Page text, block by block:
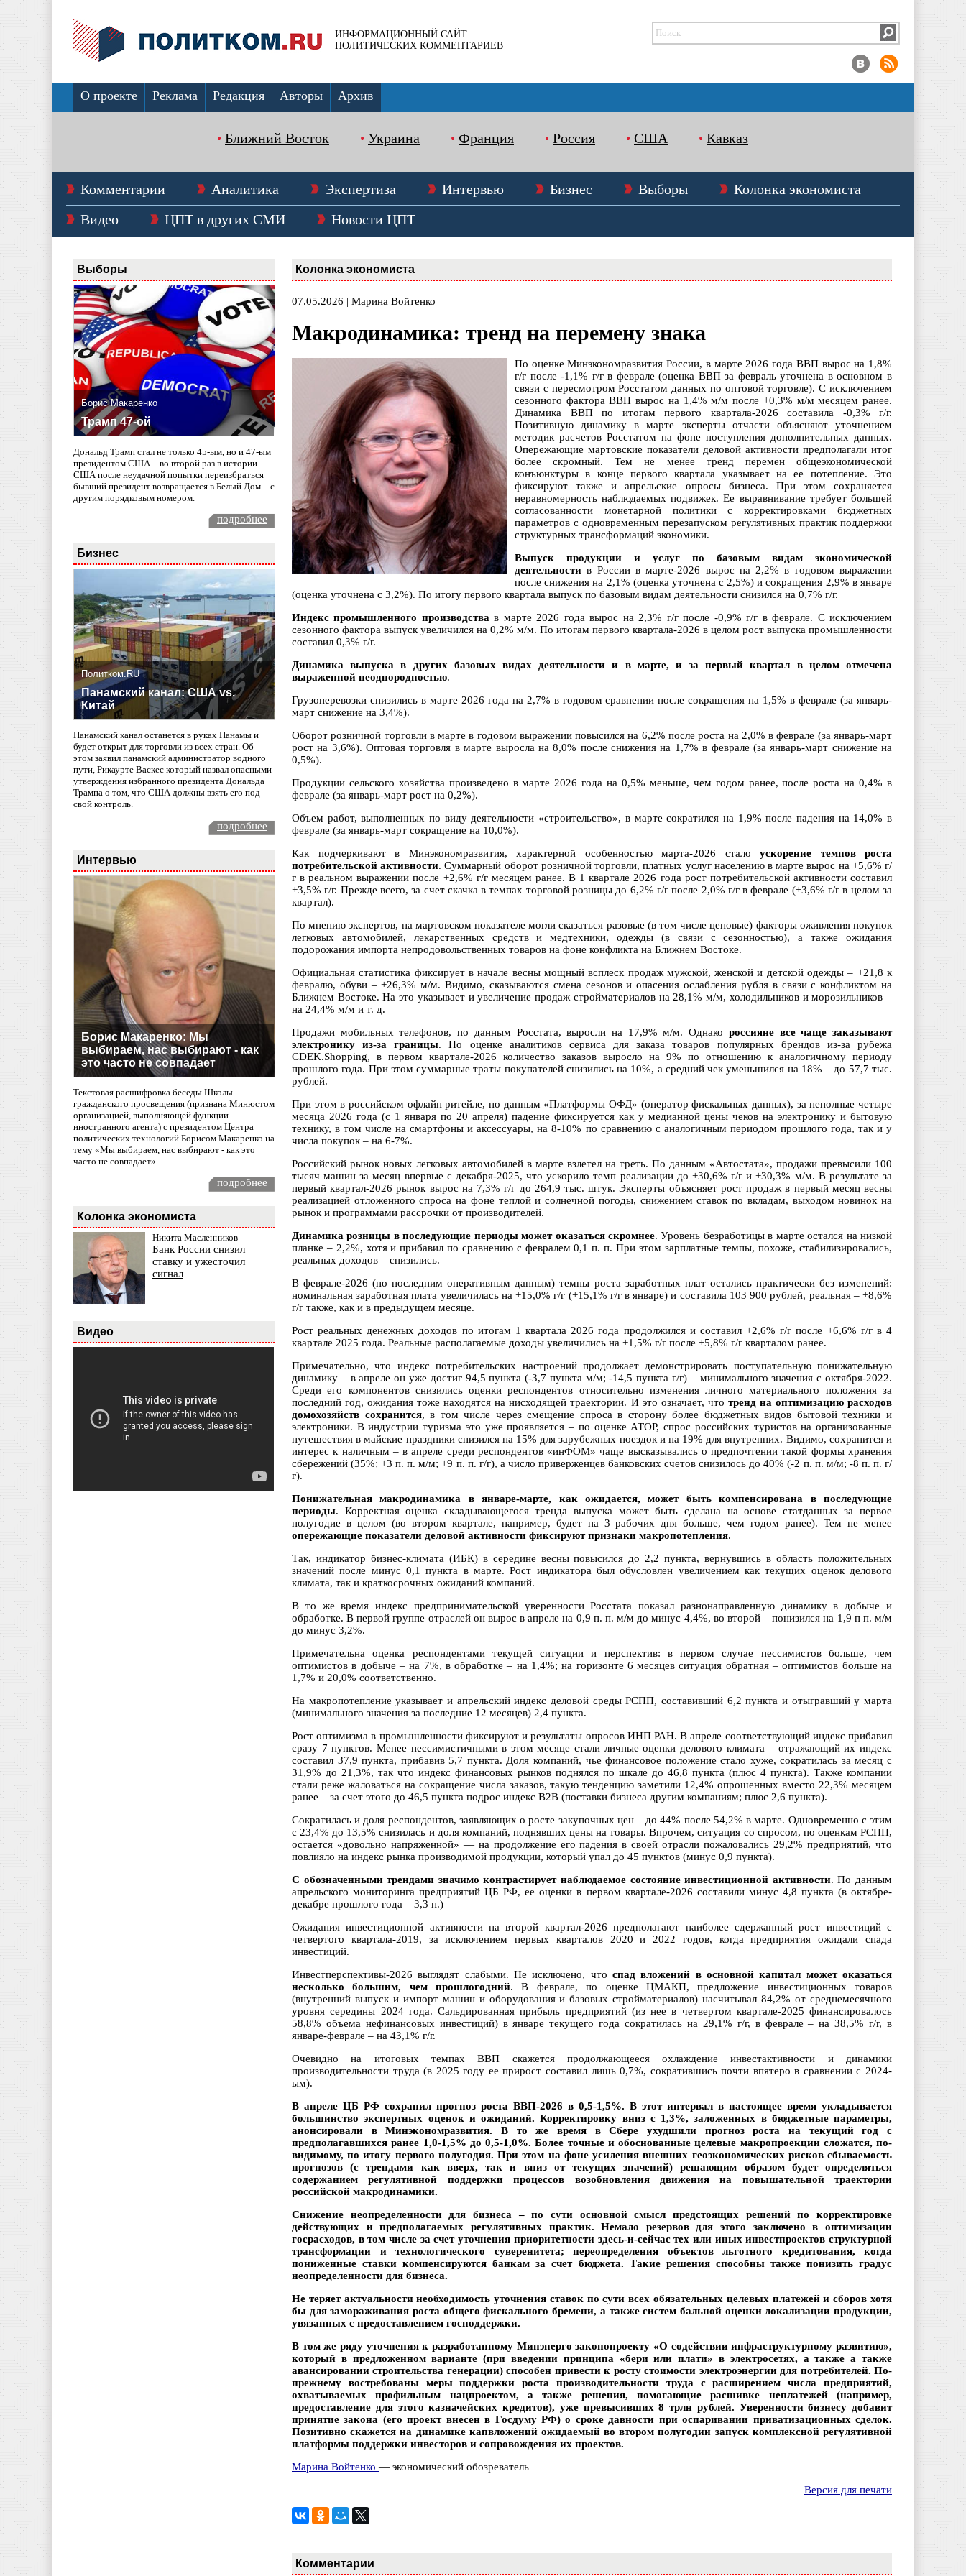
ИНФОРМАЦИОННЫЙ САЙТ
ПОЛИТИЧЕСКИХ КОММЕНТАРИЕВ
О проекте Реклама Редакция Авторы Архив
Ближний Восток Украина Франция Россия США Кавказ
Комментарии Аналитика Экспертиза Интервью Бизнес Выборы
Колонка экономиста
Видео
ЦПТ в других СМИ Новости ЦПТ
Выборы
Борис Макаренко
Трамп 47-ой
Дональд Трамп стал не только 45-ым, но и 47-ым
президентом США – во второй раз в истории
США после неудачной попытки переизбраться
бывший президент возвращается в Белый Дом – с
другим порядковым номером.
подробнее
Бизнес
Политком.RU
Панамский канал: США vs.
Китай
Панамский канал останется в руках Панамы и
будет открыт для торговли из всех стран. Об
этом заявил панамский администратор водного
пути, Рикаурте Васкес который назвал опасными
утверждения избранного президента Дональда
Трампа о том, что США должны взять его под
свой контроль.
подробнее
Интервью
Борис Макаренко: Мы
выбираем, нас выбирают - как
это часто не совпадает
Текстовая расшифровка беседы Школы
гражданского просвещения (признана Минюстом
организацией, выполняющей функции
иностранного агента) с президентом Центра
политических технологий Борисом Макаренко на
тему «Мы выбираем, нас выбирают - как это
часто не совпадает».
подробнее
Колонка экономиста
Никита Масленников
Банк России снизил
ставку и ужесточил
сигнал
Видео
Колонка экономиста
07.05.2026 | Марина Войтенко
Макродинамика: тренд на перемену знака
По оценке Минэкономразвития России, в марте 2026 года ВВП вырос на 1,8%
г/г после -1,1% г/г в феврале (оценка ВВП за февраль уточнена в основном в
связи с пересмотром Росстатом данных по оптовой торговле). С исключением
сезонного фактора ВВП вырос на 1,4% м/м после +0,3% м/м месяцем ранее.
Динамика ВВП по итогам первого квартала-2026 составила -0,3% г/г.
Позитивную динамику в марте эксперты отчасти объясняют уточнением
методик расчетов Росстатом на фоне поступления дополнительных данных.
Опережающие мартовские показатели деловой активности предполагали итог
более скромный. Тем не менее тренд перемен общеэкономической
конъюнктуры в конце первого квартала указывает на ее потепление. Это
фиксируют также и апрельские опросы бизнеса. При этом сохраняется
неравномерность наблюдаемых подвижек. Ее выравнивание требует большей
согласованности монетарной политики с корректировками бюджетных
параметров с одновременным перезапуском регулятивных практик поддержки
структурных трансформаций экономики.
Выпуск продукции и услуг по базовым видам экономической
деятельности в России в марте-2026 вырос на 2,2% в годовом выражении
после снижения на 2,1% (оценка уточнена с 2,5%) и сокращения 2,9% в январе
(оценка уточнена с 3,2%). По итогу первого квартала выпуск по базовым видам деятельности снизился на 0,7% г/г.
Индекс промышленного производства в марте 2026 года вырос на 2,3% г/г после -0,9% г/г в феврале. С исключением
сезонного фактора выпуск увеличился на 0,2% м/м. По итогам первого квартала-2026 в целом рост выпуска промышленности
составил 0,3% г/г.
Динамика выпуска в других базовых видах деятельности и в марте, и за первый квартал в целом отмечена
выраженной неоднородностью.
Грузоперевозки снизились в марте 2026 года на 2,7% в годовом сравнении после сокращения на 1,5% в феврале (за январь-
март снижение на 3,4%).
Оборот розничной торговли в марте в годовом выражении повысился на 6,2% после роста на 2,0% в феврале (за январь-март
рост на 3,6%). Оптовая торговля в марте выросла на 8,0% после снижения на 1,7% в феврале (за январь-март снижение на
0,5%).
Продукции сельского хозяйства произведено в марте 2026 года на 0,5% меньше, чем годом ранее, после роста на 0,4% в
феврале (за январь-март рост на 0,2%).
Объем работ, выполненных по виду деятельности «строительство», в марте сократился на 1,9% после падения на 14,0% в
феврале (за январь-март сокращение на 10,0%).
Как подчеркивают в Минэкономразвития, характерной особенностью марта-2026 стало ускорение темпов роста
потребительской активности. Суммарный оборот розничной торговли, платных услуг населению в марте вырос на +5,6% г/
г в реальном выражении после +2,6% г/г месяцем ранее. В 1 квартале 2026 года рост потребительской активности составил
+3,5% г/г. Прежде всего, за счет скачка в темпах торговой розницы до 6,2% г/г после 2,0% г/г в феврале (+3,6% г/г в целом за
квартал).
По мнению экспертов, на мартовском показателе могли сказаться разовые (в том числе ценовые) факторы оживления покупок
легковых автомобилей, лекарственных средств и медтехники, одежды (в связи с сезонностью), а также ожидания
подорожания импорта непродовольственных товаров на фоне конфликта на Ближнем Востоке.
Официальная статистика фиксирует в начале весны мощный всплеск продаж мужской, женской и детской одежды – +21,8 к
февралю, обуви – +26,3% м/м. Видимо, сказываются смена сезонов и опасения ослабления рубля в связи с конфликтом на
Ближнем Востоке. На это указывает и увеличение продаж стройматериалов на 28,1% м/м, холодильников и морозильников –
на 24,4% м/м и т. д.
Продажи мобильных телефонов, по данным Росстата, выросли на 17,9% м/м. Однако россияне все чаще заказывают
электронику из-за границы. По оценке аналитиков сервиса для заказа товаров популярных брендов из-за рубежа
CDEK.Shopping, в первом квартале-2026 количество заказов выросло на 9% по отношению к аналогичному периоду
прошлого года. При этом суммарные траты покупателей снизились на 10%, а средний чек уменьшился на 18% – до 57,7 тыс.
рублей.
При этом в российском офлайн ритейле, по данным «Платформы ОФД» (оператор фискальных данных), за неполные четыре
месяца 2026 года (с 1 января по 20 апреля) падение фиксируется как у медианной цены чеков на электронику и бытовую
технику, в том числе на смартфоны и аксессуары, на 8-10% по сравнению с аналогичным периодом прошлого года, так и у
числа покупок – на 6-7%.
Российский рынок новых легковых автомобилей в марте взлетел на треть. По данным «Автостата», продажи превысили 100
тысяч машин за месяц впервые с декабря-2025, что ускорило темп реализации до +30,6% г/г и +30,3% м/м. В результате за
первый квартал-2026 рынок вырос на 7,3% г/г до 264,9 тыс. штук. Эксперты объясняет рост продаж в первый месяц весны
реализацией отложенного спроса на фоне теплой и солнечной погоды, снижением ставок по вкладам, выходом новинок на
рынок и программами рассрочки от производителей.
Динамика розницы в последующие периоды может оказаться скромнее. Уровень безработицы в марте остался на низкой
планке – 2,2%, хотя и прибавил по сравнению с февралем 0,1 п. п. При этом зарплатные темпы, похоже, стабилизировались,
реальных доходов – снизились.
В феврале-2026 (по последним оперативным данным) темпы роста заработных плат остались практически без изменений:
номинальная заработная плата увеличилась на +15,0% г/г (+15,1% г/г в январе) и составила 103 900 рублей, реальная – +8,6%
г/г также, как и в предыдущем месяце.
Рост реальных денежных доходов по итогам 1 квартала 2026 года продолжился и составил +2,6% г/г после +6,6% г/г в 4
квартале 2025 года. Реальные располагаемые доходы увеличились на +1,5% г/г после +5,8% г/г кварталом ранее.
Примечательно, что индекс потребительских настроений продолжает демонстрировать поступательную понижательную
динамику – в апреле он уже достиг 94,5 пункта (-3,7 пункта м/м; -14,5 пункта г/г) – минимального значения с октября-2022.
Среди его компонентов снизились оценки респондентов относительно изменения личного материального положения за
последний год, ожидания тоже находятся на нисходящей траектории. И это означает, что тренд на оптимизацию расходов
домохозяйств сохранится, в том числе через смещение спроса в сторону более бюджетных видов бытовой техники и
электроники. В индустрии туризма это уже проявляется – по оценке АТОР, спрос российских туристов на организованные
путешествия в майские праздники снизился на 15% для зарубежных поездок и на 19% для внутренних. Видимо, сохранится и
интерес к наличным – в апреле среди респондентов «инФОМ» чаще высказывались о предпочтении такой формы хранения
сбережений (35%; +3 п. п. м/м; +9 п. п. г/г), а число приверженцев банковских счетов снизилось до 40% (-2 п. п. м/м; -8 п. п. г/
г).
Понижательная макродинамика в январе-марте, как ожидается, может быть компенсирована в последующие
периоды. Корректная оценка складывающегося тренда выпуска может быть сделана на основе статданных за первое
полугодие в целом (во втором квартале, например, будет на 3 рабочих дня больше, чем годом ранее). Тем не менее
опережающие показатели деловой активности фиксируют признаки макропотепления.
Так, индикатор бизнес-климата (ИБК) в середине весны повысился до 2,2 пункта, вернувшись в область положительных
значений после минус 0,1 пункта в марте. Рост индикатора был обусловлен увеличением как текущих оценок делового
климата, так и краткосрочных ожиданий компаний.
В то же время индекс предпринимательской уверенности Росстата показал разнонаправленную динамику в добыче и
обработке. В первой группе отраслей он вырос в апреле на 0,9 п. п. м/м до минус 4,4%, во второй – понизился на 1,9 п п. м/м
до минус 3,2%.
Примечательна оценка респондентами текущей ситуации и перспектив: в первом случае пессимистов больше, чем
оптимистов в добыче – на 7%, в обработке – на 1,4%; на горизонте 6 месяцев ситуация обратная – оптимистов больше на
1,7% и 20,0% соответственно.
На макропотепление указывает и апрельский индекс деловой среды РСПП, составивший 6,2 пункта и отыгравший у марта
(минимального значения за последние 12 месяцев) 2,4 пункта.
Рост оптимизма в промышленности фиксируют и результаты опросов ИНП РАН. В апреле соответствующий индекс прибавил
сразу 7 пунктов. Менее пессимистичными в этом месяце стали личные оценки делового климата – отражающий их индекс
составил 37,9 пункта, прибавив 5,7 пункта. Доля компаний, чье финансовое положение стало хуже, сократилась за месяц с
31,9% до 21,3%, так что индекс финансовых рынков поднялся по шкале до 46,8 пункта (плюс 4 пункта). Также компании
стали реже жаловаться на сокращение числа заказов, такую тенденцию заметили 12,4% опрошенных вместо 22,3% месяцем
ранее – за счет этого до 46,5 пункта подрос индекс В2В (поставки бизнеса другим компаниям; плюс 2,6 пункта).
Сократилась и доля респондентов, заявляющих о росте закупочных цен – до 44% после 54,2% в марте. Одновременно с этим
с 23,4% до 13,5% снизилась и доля компаний, поднявших цены на товары. Впрочем, ситуация со спросом, по оценкам РСПП,
остается «довольно напряженной» — на продолжение его падения в своей отрасли пожаловались 29,2% предприятий, что
повлияло на индекс рынка производимой продукции, который упал до 45 пунктов (минус 0,9 пункта).
С обозначенными трендами значимо контрастирует наблюдаемое состояние инвестиционной активности. По данным
апрельского мониторинга предприятий ЦБ РФ, ее оценки в первом квартале-2026 составили минус 4,8 пункта (в октябре-
декабре прошлого года – 3,3 п.)
Ожидания инвестиционной активности на второй квартал-2026 предполагают наиболее сдержанный рост инвестиций с
четвертого квартала-2019, за исключением первых кварталов 2020 и 2022 годов, когда предприятия ожидали спада
инвестиций.
Инвестперспективы-2026 выглядят слабыми. Не исключено, что спад вложений в основной капитал может оказаться
несколько большим, чем прошлогодний. В феврале, по оценке ЦМАКП, предложение инвестиционных товаров
(внутренний выпуск и импорт машин и оборудования и базовых стройматериалов) насчитывал 84,2% от среднемесячного
уровня середины 2024 года. Сальдированная прибыль предприятий (из нее в четвертом квартале-2025 финансировалось
58,8% объема нефинансовых инвестиций) в январе текущего года сократилась на 29,1% г/г, в феврале – на 38,5% г/г, в
январе-феврале – на 43,1% г/г.
Очевидно на итоговых темпах ВВП скажется продолжающееся охлаждение инвестактивности и динамики
производительности труда (в 2025 году ее прирост составил лишь 0,7%, сократившись почти впятеро в сравнении с 2024-
ым).
В апреле ЦБ РФ сохранил прогноз роста ВВП-2026 в 0,5-1,5%. В этот интервал в настоящее время укладывается
большинство экспертных оценок и ожиданий. Корректировку вниз с 1,3%, заложенных в бюджетные параметры,
анонсировали в Минэкономразвития. В то же время в Сбере ухудшили прогноз роста на текущий год с
предполагавшихся ранее 1,0-1,5% до 0,5-1,0%. Более точные и обоснованные целевые макропроекции сложатся, по-
видимому, по итогу первого полугодия. При этом на фоне усиления внешних геоэкономических рисков сбываемость
прогнозов (с трендами как вверх, так и вниз от текущих значений) решающим образом будет определяться
содержанием регулятивной поддержки процессов возобновления движения на повышательной траектории
российской макродинамики.
Снижение неопределенности для бизнеса – по сути основной смысл предстоящих решений по корректировке
действующих и предполагаемых регулятивных практик. Немало резервов для этого заключено в оптимизации
госрасходов, в том числе за счет уточнения приоритетности здесь-и-сейчас тех или иных инвестпроектов структурной
трансформации и технологического суверенитета; переопределения объектов льготного кредитования, когда
пониженные ставки компенсируются банкам за счет бюджета. Такие решения способны также понизить градус
неопределенности для бизнеса.
Не теряет актуальности необходимость уточнения ставок по сути всех обязательных целевых платежей и сборов хотя
бы для замораживания роста общего фискального бремени, а также систем бальной оценки локализации продукции,
увязанных с предоставлением господдержки.
В том же ряду уточнения к разработанному Минэнерго законопроекту «О содействии инфраструктурному развитию»,
который в предложенном варианте (при введении принципа «бери или плати» в электросетях, а также а также
авансировании строительства генерации) способен привести к росту стоимости электроэнергии для потребителей. По-
прежнему востребованы меры поддержки роста производительности труда с расширением числа предприятий,
охватываемых профильным нацпроектом, а также решения, помогающие расшивке неплатежей (например,
предоставление для этого казначейских кредитов), уже превысивших 8 трлн рублей. Уверенности бизнесу добавит
принятие закона (его проект внесен в Госдуму РФ) о сроке давности при оспаривании приватизационных сделок.
Позитивно скажется на динамике капвложений ожидаемый во втором полугодии запуск комплексной регулятивной
платформы поддержки инвесторов и сопровождения их проектов.
Марина Войтенко — экономический обозреватель
Версия для печати
Комментарии